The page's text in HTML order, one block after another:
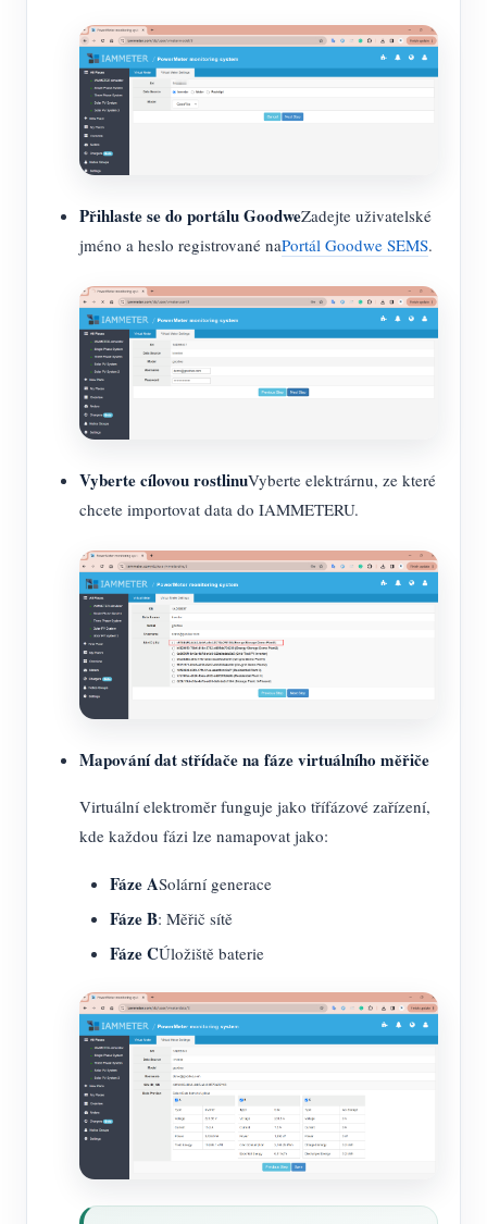
Přihlaste se do portálu GoodweZadejte uživatelské
jméno a heslo registrované naPortál Goodwe SEMS.
Vyberte cílovou rostlinuVyberte elektrárnu, ze které
chcete importovat data do IAMMETERU.
Mapování dat střídače na fáze virtuálního měřiče
Virtuální elektroměr funguje jako třífázové zařízení,
kde každou fázi lze namapovat jako:
Fáze ASolární generace
Fáze B: Měřič sítě
Fáze CÚložiště baterie